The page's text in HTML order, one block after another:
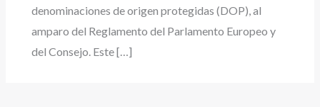
denominaciones de origen protegidas (DOP), al
amparo del Reglamento del Parlamento Europeo y
del Consejo. Este […]